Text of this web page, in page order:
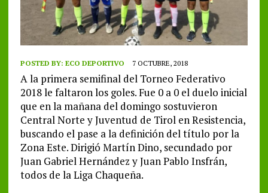
POSTED BY: ECO DEPORTIVO 7 OCTUBRE, 2018
A la primera semifinal del Torneo Federativo
2018 le faltaron los goles. Fue 0 a 0 el duelo inicial
que en la mañana del domingo sostuvieron
Central Norte y Juventud de Tirol en Resistencia,
buscando el pase a la definición del título por la
Zona Este. Dirigió Martín Dino, secundado por
Juan Gabriel Hernández y Juan Pablo Insfrán,
todos de la Liga Chaqueña.